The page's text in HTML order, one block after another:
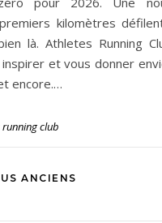
kilomètres
là. Athletes Running
et vous donner
encore.…
running club
ANCIENS